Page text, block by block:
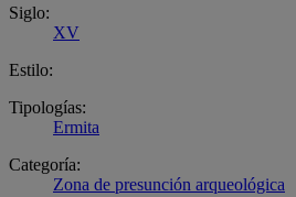
Siglo:
XV
Estilo:
Tipologías:
Ermita
Categoría:
Zona de presunción arqueológica